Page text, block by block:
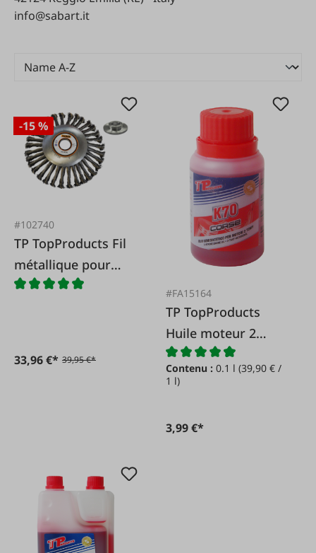
info@sabart.it
-15 %
#102740
TP TopProducts Fil
métallique pour
brosse à mauvaises
33,96 €* 39,95 €*
#FA15164
TP TopProducts
Huile moteur 2
temps 100 ml
Contenu :0.1 l(39,90 € /
1 l)
3,99 €*